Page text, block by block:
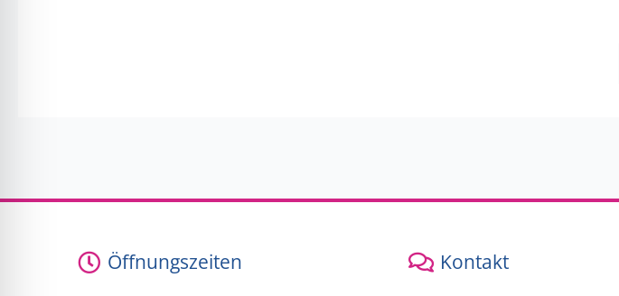
Öffnungszeiten Kontakt